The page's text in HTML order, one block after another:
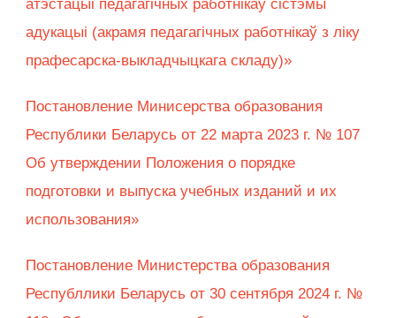
атэстацыi педагагiчных работнiкаў сiстэмы
адукацыi (акрамя педагагiчных работнiкаў з лiку
прафесарска-выкладчыцкага складу)»
Постановление Минисерства образования
Республики Беларусь от 22 марта 2023 г. № 107
Об утверждении Положения о порядке
подготовки и выпуска учебных изданий и их
использования»
Постановление Министерства образования
Республлики Беларусь от 30 сентября 2024 г. №